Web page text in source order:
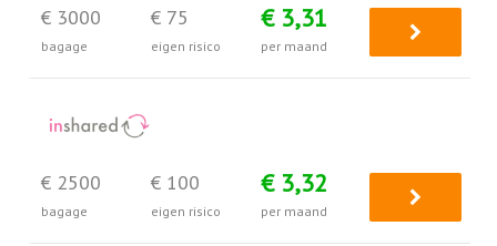
€ 3000
bagage
€ 75
eigen risico
€ 3,31
per maand
€ 2500
bagage
€ 100
eigen risico
€ 3,32
per maand